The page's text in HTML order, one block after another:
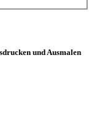
und Ausmalen